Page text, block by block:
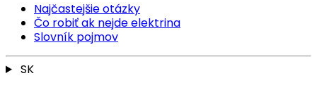
Najčastejšie otázky
Čo robiť ak nejde elektrina
Slovník pojmov
SK